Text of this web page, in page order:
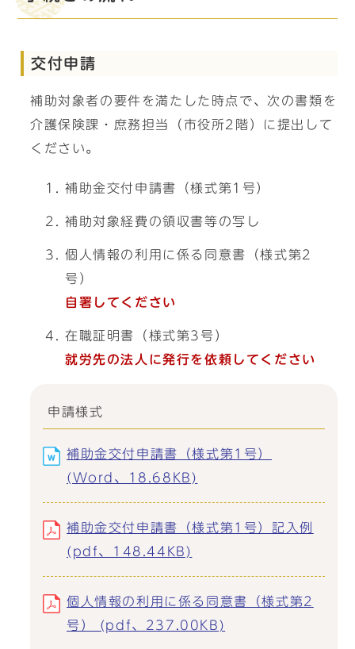
交付申請
補助対象者の要件を満たした時点で、次の書類を
介護保険課・庶務担当（市役所2階）に提出して
ください。
補助金交付申請書（様式第1号）
補助対象経費の領収書等の写し
個人情報の利用に係る同意書（様式第2
号）
自署してください
在職証明書（様式第3号）
就労先の法人に発行を依頼してください
申請様式
補助金交付申請書（様式第1号）
(Word、18.68KB)
補助金交付申請書（様式第1号）記入例
(pdf、148.44KB)
個人情報の利用に係る同意書（様式第2
号） (pdf、237.00KB)